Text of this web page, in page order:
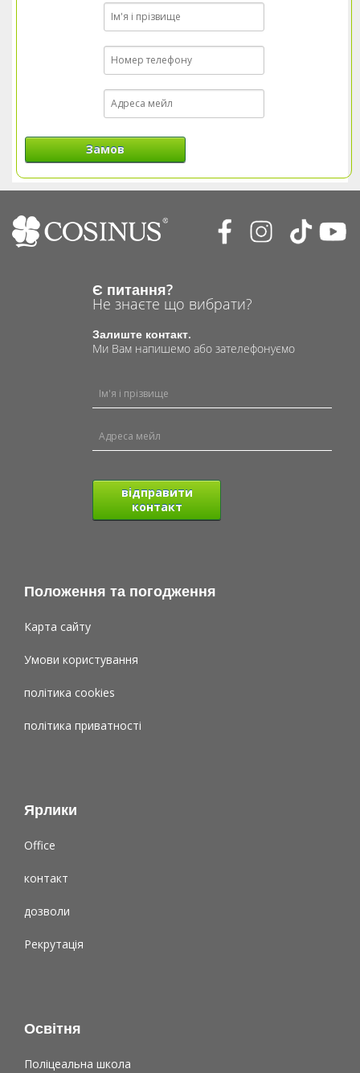
Замов
Є питання?
Не знаєте що вибрати?
Залиште контакт.
Ми Вам напишемо або зателефонуємо
відправити
контакт
Положення та погодження
Карта сайту
Умови користування
політика cookies
політика приватності
Ярлики
Office
контакт
дозволи
Рекрутація
Освітня
Поліцеальна школа